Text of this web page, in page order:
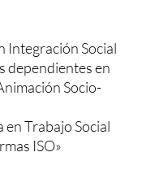
Integración Social
dependientes en
Socio-
Trabajo Social
ISO»